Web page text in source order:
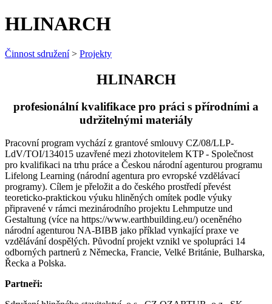
HLINARCH
Činnost sdružení> Projekty
HLINARCH
profesionální kvalifikace pro práci s přírodními a
udržitelnými materiály
Pracovní program vychází z grantové smlouvy CZ/08/LLP-
LdV/TOI/134015 uzavřené mezi zhotovitelem KTP - Společnost
pro kvalifikaci na trhu práce a Českou národní agenturou programu
Lifelong Learning (národní agentura pro evropské vzdĕlávací
programy). Cílem je přeložit a do českého prostředí převést
teoreticko-praktickou výuku hliněných omítek podle výuky
připravené v rámci mezinárodního projektu Lehmputze und
Gestaltung (více na https://www.earthbuilding.eu/) oceněného
národní agenturou NA-BIBB jako příklad vynkající praxe ve
vzdělávání dospělých. Původní projekt vznikl ve spolupráci 14
odborných partnerů z Německa, Francie, Velké Británie, Bulharska,
Řecka a Polska.
Partneři: